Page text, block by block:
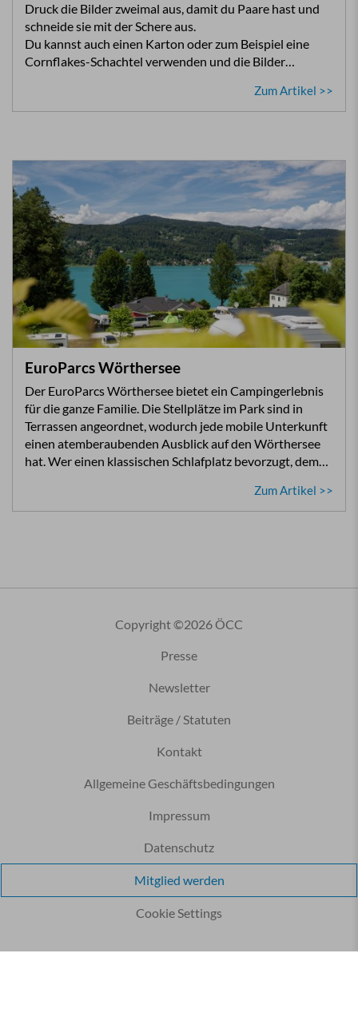
Druck die Bilder zweimal aus, damit du Paare hast und
schneide sie mit der Schere aus.
Du kannst auch einen Karton oder zum Beispiel eine
Cornflakes-Schachtel verwenden und die Bilder…
Zum Artikel >>
EuroParcs Wörthersee
Der EuroParcs Wörthersee bietet ein Campingerlebnis
für die ganze Familie. Die Stellplätze im Park sind in
Terrassen angeordnet, wodurch jede mobile Unterkunft
einen atemberaubenden Ausblick auf den Wörthersee
hat. Wer einen klassischen Schlafplatz bevorzugt, dem…
Zum Artikel >>
Copyright ©2026 ÖCC
Presse
Newsletter
Beiträge / Statuten
Kontakt
Allgemeine Geschäftsbedingungen
Impressum
Datenschutz
Mitglied werden
Cookie Settings